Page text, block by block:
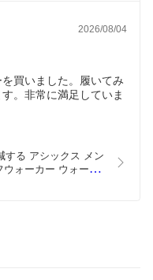
2026/08/04
買いました。履いてみ
。非常に満足していま
する アシックス メン
ウォーカー ウォーキ